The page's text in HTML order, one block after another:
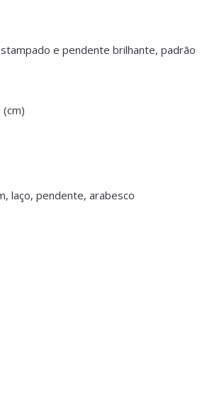
e pendente brilhante, padrão
(cm)
laço, pendente, arabesco
kg